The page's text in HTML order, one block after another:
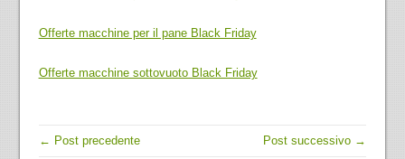
Offerte macchine per il pane Black Friday
Offerte macchine sottovuoto Black Friday
← Post precedente Post successivo →